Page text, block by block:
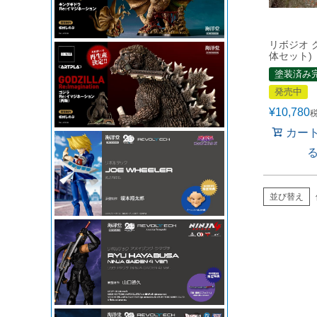
リボジオ
体セット)
塗装済み
発売中
¥10,780
カー
並び替え